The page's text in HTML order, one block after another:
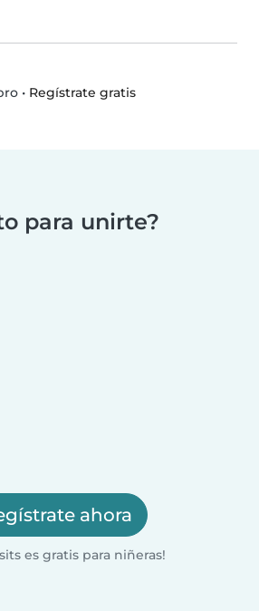
• Regístrate gratis
para unirte?
ahora
es gratis para niñeras!